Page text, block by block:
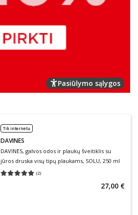
Pasiūlymo sąlygos
Tik internetu
DAVINES
DAVINES, galvos odos ir plaukų šveitiklis su
jūros druska visų tipų plaukams, SOLU, 250 ml
(2)
Vidutinis įvertinimas 5.00
27,00 €